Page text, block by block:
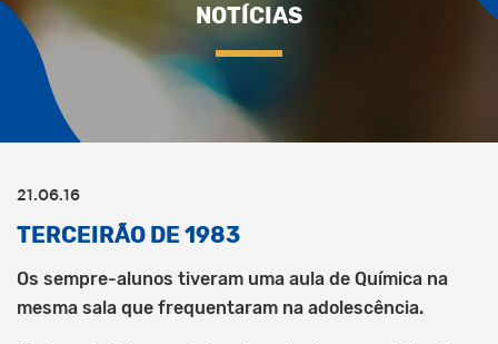
NOTÍCIAS
21.06.16
TERCEIRÃO DE 1983
Os sempre-alunos tiveram uma aula de Química na
mesma sala que frequentaram na adolescência.